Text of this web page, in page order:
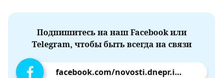
Подпишитесь на наш Facebook или
Telegram, чтобы быть всегда на связи
facebook.com/novosti.dnepr.info